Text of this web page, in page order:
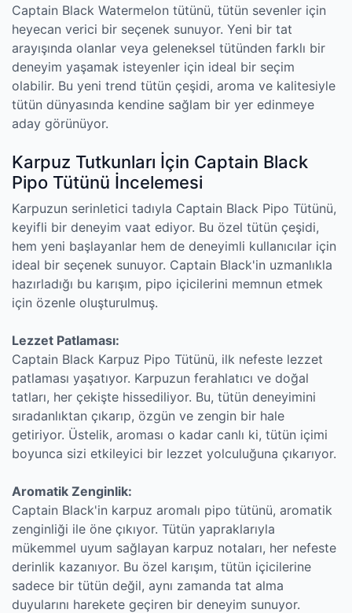
Captain Black Watermelon tütünü, tütün sevenler için
heyecan verici bir seçenek sunuyor. Yeni bir tat
arayışında olanlar veya geleneksel tütünden farklı bir
deneyim yaşamak isteyenler için ideal bir seçim
olabilir. Bu yeni trend tütün çeşidi, aroma ve kalitesiyle
tütün dünyasında kendine sağlam bir yer edinmeye
aday görünüyor.
Karpuz Tutkunları İçin Captain Black
Pipo Tütünü İncelemesi
Karpuzun serinletici tadıyla Captain Black Pipo Tütünü,
keyifli bir deneyim vaat ediyor. Bu özel tütün çeşidi,
hem yeni başlayanlar hem de deneyimli kullanıcılar için
ideal bir seçenek sunuyor. Captain Black'in uzmanlıkla
hazırladığı bu karışım, pipo içicilerini memnun etmek
için özenle oluşturulmuş.
Lezzet Patlaması:
Captain Black Karpuz Pipo Tütünü, ilk nefeste lezzet
patlaması yaşatıyor. Karpuzun ferahlatıcı ve doğal
tatları, her çekişte hissediliyor. Bu, tütün deneyimini
sıradanlıktan çıkarıp, özgün ve zengin bir hale
getiriyor. Üstelik, aroması o kadar canlı ki, tütün içimi
boyunca sizi etkileyici bir lezzet yolculuğuna çıkarıyor.
Aromatik Zenginlik:
Captain Black'in karpuz aromalı pipo tütünü, aromatik
zenginliği ile öne çıkıyor. Tütün yapraklarıyla
mükemmel uyum sağlayan karpuz notaları, her nefeste
derinlik kazanıyor. Bu özel karışım, tütün içicilerine
sadece bir tütün değil, aynı zamanda tat alma
duyularını harekete geçiren bir deneyim sunuyor.